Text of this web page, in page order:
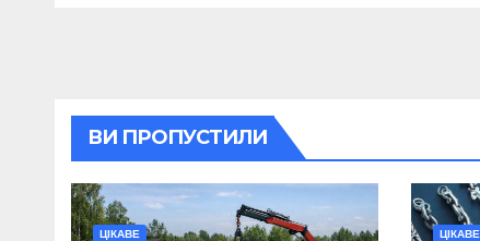
ВИ ПРОПУСТИЛИ
ЦІКАВЕ ЦІКАВЕ